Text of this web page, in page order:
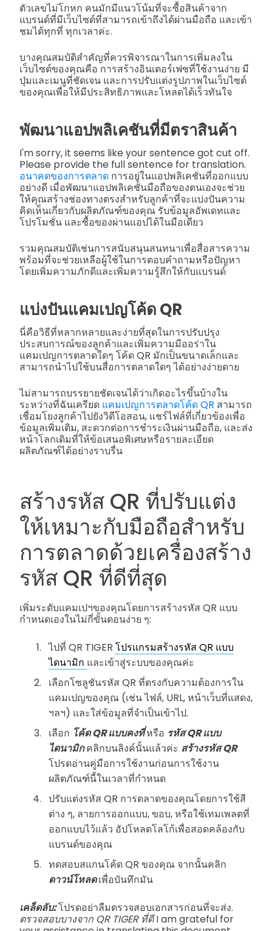
ตัวเลขไม่โกหก คนมักมีแนวโน้มที่จะซื้อสินค้าจาก
แบรนด์ที่มีเว็บไซต์ที่สามารถเข้าถึงได้ผ่านมือถือ และเข้า
ชมได้ทุกที่ ทุกเวลาค่ะ.
บางคุณสมบัติสำคัญที่ควรพิจารณาในการเพิ่มลงใน
เว็บไซต์ของคุณคือ การสร้างอินเตอร์เฟซที่ใช้งานง่าย มี
ปุ่มและเมนูที่ชัดเจน และการปรับแต่งรูปภาพในเว็บไซต์
ของคุณเพื่อให้มีประสิทธิภาพและโหลดได้เร็วทันใจ
พัฒนาแอปพลิเคชันที่มีตราสินค้า
I'm sorry, it seems like your sentence got cut off.
Please provide the full sentence for translation.
อนาคตของการตลาด การอยู่ในแอปพลิเคชันที่ออกแบบ
อย่างดี เมื่อพัฒนาแอปพลิเคชันมือถือของตนเองจะช่วย
ให้คุณสร้างช่องทางตรงสำหรับลูกค้าที่จะแบ่งปันความ
คิดเห็นเกี่ยวกับผลิตภัณฑ์ของคุณ รับข้อมูลอัพเดทและ
โปรโมชั่น และซื้อของผ่านแอปได้ในมือเดียว
รวมคุณสมบัติเช่นการสนับสนุนสนทนาเพื่อสื่อสารความ
พร้อมที่จะช่วยเหลือผู้ใช้ในการตอบคำถามหรือปัญหา
โดยเพิ่มความภักดีและเพิ่มความรู้สึกให้กับแบรนด์
แบ่งปันแคมเปญโค้ด QR
นี่คือวิธีที่หลากหลายและง่ายที่สุดในการปรับปรุง
ประสบการณ์ของลูกค้าและเพิ่มความมีออร่าใน
แคมเปญการตลาดใดๆ โค้ด QR มักเป็นขนาดเล็กและ
สามารถนำไปใช้บนสื่อการตลาดใดๆ ได้อย่างง่ายดาย
ไม่สามารถบรรยายชัดเจนได้ว่าเกิดอะไรขึ้นบ้างใน
ระหว่างที่ฉันเครียด แคมเปญการตลาดโค้ด QR สามารถ
เชื่อมโยงลูกค้าไปยังวิดีโอสอน, แชร์ไฟล์ที่เกี่ยวข้องเพื่อ
ข้อมูลเพิ่มเติม, สะดวกต่อการชำระเงินผ่านมือถือ, และส่ง
หน้าโลกเดิมที่ให้ข้อเสนอพิเศษหรือรายละเอียด
ผลิตภัณฑ์ได้อย่างราบรื่น
สร้างรหัส QR ที่ปรับแต่ง
ให้เหมาะกับมือถือสำหรับ
การตลาดด้วยเครื่องสร้าง
รหัส QR ที่ดีที่สุด
เพิ่มระดับแคมเปฯของคุณโดยการสร้างรหัส QR แบบ
กำหนดเองในไม่กี่ขั้นตอนง่าย ๆ:
ไปที่ QR TIGER โปรแกรมสร้างรหัส QR แบบ
ไดนามิก และเข้าสู่ระบบของคุณค่ะ
เลือกโซลูชันรหัส QR ที่ตรงกับความต้องการใน
แคมเปญของคุณ (เช่น ไฟล์, URL, หน้าเว็บที่แสดง,
ฯลฯ) และใส่ข้อมูลที่จำเป็นเข้าไป.
เลือก โค้ด QR แบบคงที่หรือ รหัส QR แบบ
ไดนามิกคลิกบนลิงค์นั้นแล้วค่ะ สร้างรหัส QR
โปรดอ่านคู่มือการใช้งานก่อนการใช้งาน
ผลิตภัณฑ์นี้ในเวลาที่กำหนด
ปรับแต่งรหัส QR การตลาดของคุณโดยการใช้สี
ต่าง ๆ, ลายการออกแบบ, ขอบ, หรือใช้เทมเพลตที่
ออกแบบไว้แล้ว อัปโหลดโลโก้เพื่อสอดคล้องกับ
แบรนด์ของคุณ
ทดสอบสแกนโค้ด QR ของคุณ จากนั้นคลิก
ดาวน์โหลดเพื่อบันทึกมัน
เคล็ดลับ:โปรดอย่าลืมตรวจสอบเอกสารก่อนที่จะส่ง.
ตรวจสอบบางจาก QR TIGER ที่ดีI am grateful for